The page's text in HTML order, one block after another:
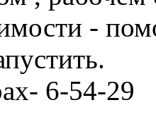
-
6-54-29